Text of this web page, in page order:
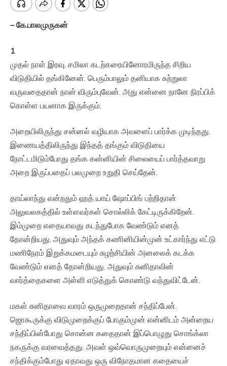
–கே.பாலமுருகன்
1
முதல் நாள் இரவு. சமிலா கடற்கரையினோரமிருந்த சிறிய
விடுதியில் தங்கினேன். பெரும்பாலும் தனியாக சுற்றுலா
வருவதைதான் நான் விரும்புவேன். அது என்னை நானே நிரப்பிக்
கொள்ள பயனாக இருக்கும்.
அறையிலிருந்து சன்னல் வழியாக அவளைப் பார்க்க முடிந்தது.
இணையத்திலிருந்து இந்தத் தங்கும் விடுதியை
நோட்டமிடும்போது தங்க கன்னியின் சிலையைப் பார்த்தவாறு
அறை இருப்பதைப் பலமுறை உறுதி செய்தேன்.
தாய்லாந்து என்றதும் ஹத் யாய் ஷோப்பிங் பற்றிதான்
அலுவலகத்தில் உள்ளவர்கள் சொல்லிக் கேட்டிருக்கிறேன்.
இம்முறை எதையாவது கடந்துபோக வேண்டும் எனத்
தோன்றியது. அதுவும் அந்தக் கணினியின்முன் உட்கார்ந்து எட்டு
மணிநேரம் இறுக்கமடையும் சுழற்சியின் அனலைக் கடக்க
வேண்டும் எனத் தோன்றியது. அதுவும் சுனிதாவின்
வார்த்தைகளை அள்ளி எடுத்துக் கொண்டு வந்துவிட்டேன்.
மகள் சுனிதாவை வாரம் ஒருமுறைதான் சந்திப்பேன்.
ஜொகூருக்கு விடுமுறைக்குப் போகும்முன் என்னிடம் அன்றைய
சந்திப்பின்போது சொன்ன கதைதான் இப்பொழுது சொங்க்லா
நகருக்கு வரவைத்தது. அவள் ஒவ்வொருமுறையும் என்னைச்
சந்திக்கும்போது ஏதாவது ஒரு விநோதமான கதையைச்